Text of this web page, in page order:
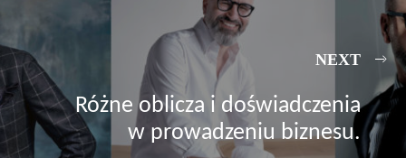
NEXT
Różne oblicza i doświadczenia
w prowadzeniu biznesu.